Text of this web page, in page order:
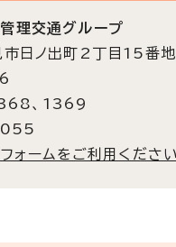
理交通グループ
ノ出町2丁目15番地
、1369
ォームをご利用ください